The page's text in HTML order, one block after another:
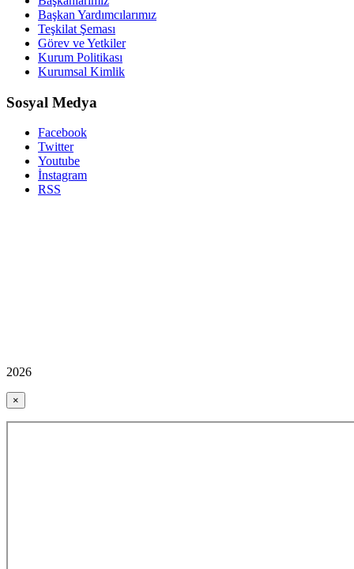
Başkan Yardımcılarımız
Teşkilat Şeması
Görev ve Yetkiler
Kurum Politikası
Kurumsal Kimlik
Sosyal Medya
Facebook
Twitter
Youtube
İnstagram
RSS
2026
×